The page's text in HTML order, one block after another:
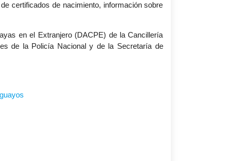
certificados de nacimiento, información sobre
en el Extranjero (DACPE) de la Cancillería
de la Policía Nacional y de la Secretaría de